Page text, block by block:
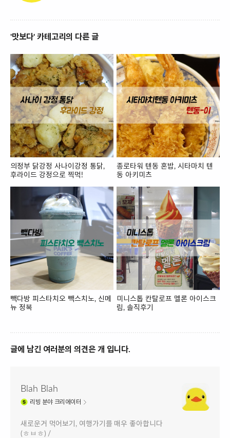
'맛보다' 카테고리의 다른 글
의정부 닭강정 사나이강정 통닭,
후라이드 강정으로 찍먹!
종로타워 텐동 혼밥, 시타마치 텐
동 아키미츠
빽다방 피스타치오 빽스치노, 신메
뉴 정복
미니스톱 칸탈로프 멜론 아이스크
림, 솔직후기
글에 남긴 여러분의 의견은 개 입니다.
Blah Blah
리빙 분야 크리에이터
새로운거 먹어보기, 여행가기를 매우 좋아합니다
(ㅎㅂㅎ) /